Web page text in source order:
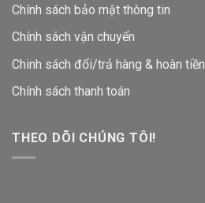
Chính sách bảo mật thông tin
Chính sách vận chuyển
Chinh sách đổi/trả hàng & hoàn tiền
Chính sách thanh toán
THEO DÕI CHÚNG TÔI!